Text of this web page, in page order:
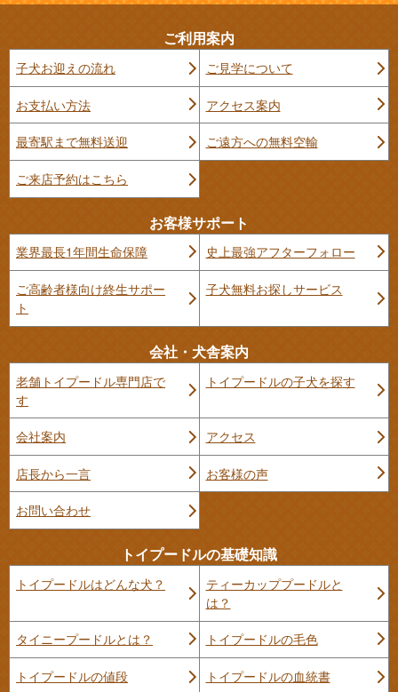
ご利用案内
子犬お迎えの流れ ご見学について
お支払い方法 アクセス案内
最寄駅まで無料送迎 ご遠方への無料空輸
ご来店予約はこちら
お客様サポート
業界最長1年間生命保障 史上最強アフターフォロー
ご高齢者様向け終生サポー
ト
子犬無料お探しサービス
会社・犬舎案内
老舗トイプードル専門店で
す
トイプードルの子犬を探す
会社案内 アクセス
店長から一言 お客様の声
お問い合わせ
トイプードルの基礎知識
トイプードルはどんな犬？
ティーカッププードルと
は？
タイニープードルとは？ トイプードルの毛色
トイプードルの値段 トイプードルの血統書